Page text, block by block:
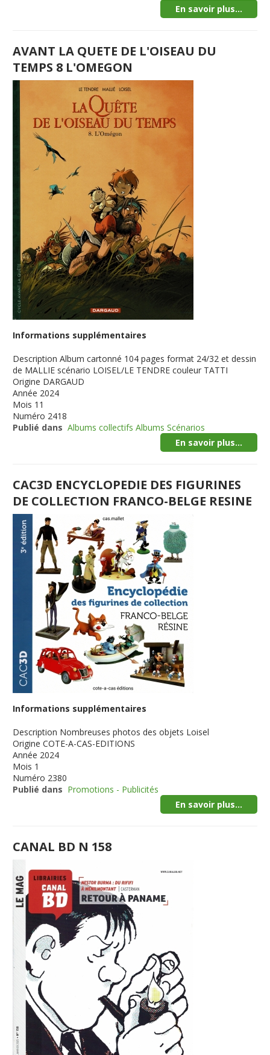
En savoir plus...
AVANT LA QUETE DE L'OISEAU DU
TEMPS 8 L'OMEGON
Informations supplémentaires
Description Album cartonné 104 pages format 24/32 et dessin
de MALLIE scénario LOISEL/LE TENDRE couleur TATTI
Origine DARGAUD
Année 2024
Mois 11
Numéro 2418
Publié dans Albums collectifs Albums Scénarios
En savoir plus...
CAC3D ENCYCLOPEDIE DES FIGURINES
DE COLLECTION FRANCO-BELGE RESINE
Informations supplémentaires
Description Nombreuses photos des objets Loisel
Origine COTE-A-CAS-EDITIONS
Année 2024
Mois 1
Numéro 2380
Publié dans Promotions - Publicités
En savoir plus...
CANAL BD N 158